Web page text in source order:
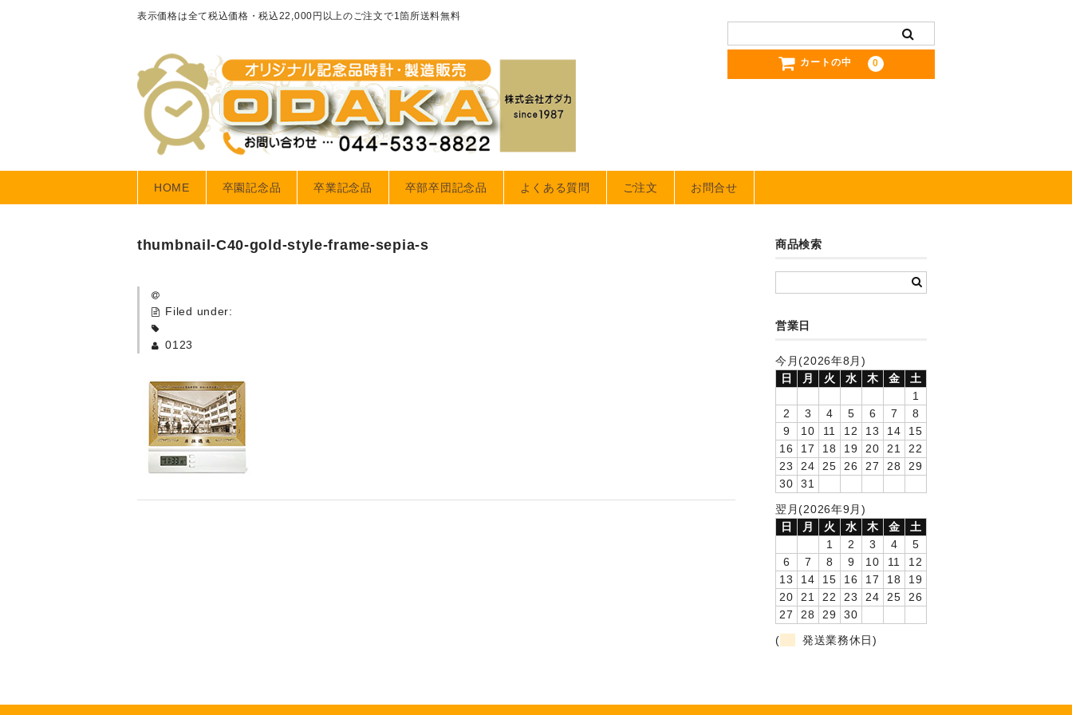
表示価格は全て税込価格・税込22,000円以上のご注文で1箇所送料無料
カートの中 0
HOME 卒園記念品 卒業記念品 卒部卒団記念品 よくある質問 ご注文 お問合せ
thumbnail-C40-gold-style-frame-sepia-s
Filed under:
0123
商品検索
営業日
今月(2026年8月)
日
月 火 水 木 金
土
1
2
3 4 5 6 7
8
9
10 11 12 13 14
15
16
17 18 19 20 21
22
23
24 25 26 27 28
29
30
31
翌月(2026年9月)
日
月 火 水 木 金
土
1
2 3 4
5
6
7 8 9 10 11
12
13
14 15 16 17 18
19
20
21 22 23 24 25
26
27
28 29
30
(
発送業務休日)